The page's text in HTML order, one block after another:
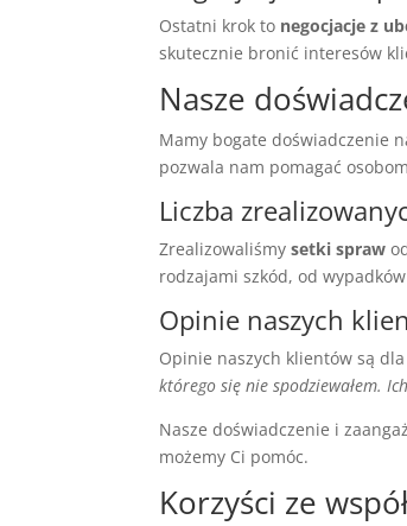
Ostatni krok to negocjacje z
skutecznie bronić interesów
Nasze
Mamy bogate doświadczenie
pozwala nam pomagać
Liczba
Zrealizowaliśmysetki spraw
rodzajami szkód, od
Opinie naszych
Opinie naszych klientów są
którego się nie spodziewałem.
Nasze doświadczenie i
możemy Ci pomóc.
Korzyści ze